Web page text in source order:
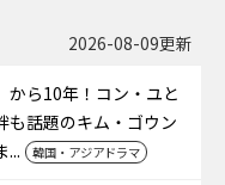
2026-08-09更新
から10年！コン・ユと
も話題のキム・ゴウン
...
韓国・アジアドラマ